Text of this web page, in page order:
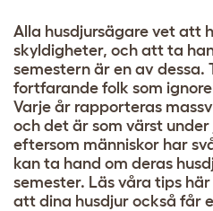
Alla husdjursägare vet att
skyldigheter, och att ta
semestern är en av dessa.
fortfarande folk som
Varje år rapporteras
och det är som värst
eftersom människor har
kan ta hand om deras
semester. Läs våra tips
att dina husdjur också får